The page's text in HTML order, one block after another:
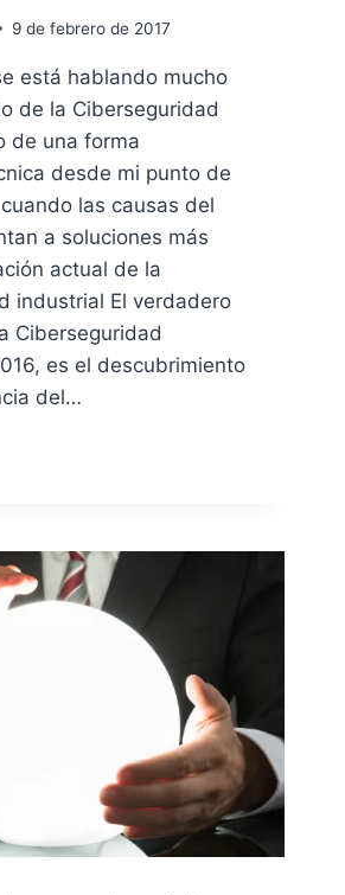
9 de febrero de 2017
está hablando mucho
de la Ciberseguridad
de una forma
desde mi punto de
las causas del
a soluciones más
actual de la
industrial El verdadero
Ciberseguridad
es el descubrimiento
del…